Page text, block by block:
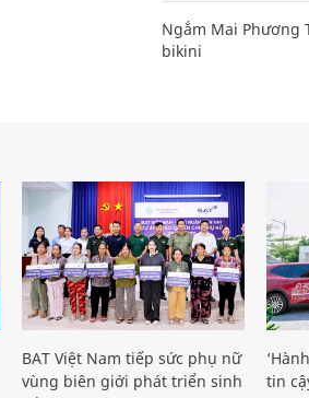
Ngắm Mai Phương
bikini
BAT Việt Nam tiếp sức phụ nữ
vùng biên giới phát triển sinh
tin